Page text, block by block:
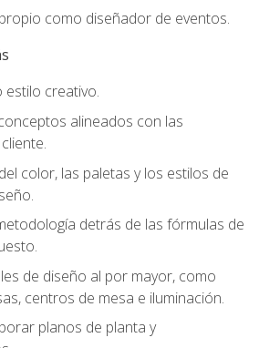
como diseñador de eventos.
estilo creativo.
alineados con las
color, las paletas y los estilos de
detrás de las fórmulas de
de diseño al por mayor, como
centros de mesa e iluminación.
planos de planta y